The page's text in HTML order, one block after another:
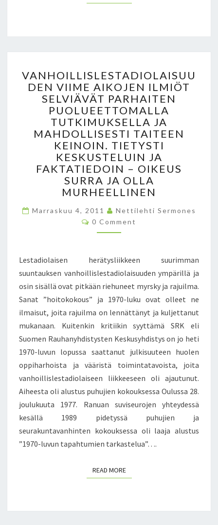
N
A
A
U
R
I
S
U
T
E
L
A
O
L
I
S
A
A
R
A
N
H
O
I
L
L
S
L
E
S
A
D
I
L
I
S
U
U
D
N
V
I
I
E
I
K
N
VANHOILLISLESTADIOLAISUU
DEN VIIME AIKOJEN ILMIÖT
SELVIÄVÄT PARHAITEN
PUOLUEETTOMALLA
TUTKIMUKSELLA JA
MAHDOLLISESTI TAITEEN
KEINOIN. TIETYSTI
KESKUSTELUIN JA
FAKTATIEDOIN – OIKEUS
SURRA JA OLLA
MURHEELLINEN
Marraskuu 4, 2011
Nettilehti Sermones
C
O
N
T
S
0 Comment
Lestadiolaisen herätysliikkeen suurimman
suuntauksen vanhoillislestadiolaisuuden ympärillä ja
osin sisällä ovat pitkään riehuneet myrsky ja rajuilma.
Sanat ”hoitokokous” ja 1970-luku ovat olleet ne
ilmaisut, joita rajuilma on lennättänyt ja kuljettanut
mukanaan. Kuitenkin kritiikin syyttämä SRK eli
Suomen Rauhanyhdistysten Keskusyhdistys on jo heti
1970-luvun lopussa saattanut julkisuuteen huolen
oppiharhoista ja vääristä toimintatavoista, joita
vanhoillislestadiolaiseen liikkeeseen oli ajautunut.
Aiheesta oli alustus puhujien kokouksessa Oulussa 28.
joulukuuta 1977. Ranuan suviseurojen yhteydessä
kesällä 1989 pidetyssä puhujien ja
seurakuntavanhinten kokouksessa oli laaja alustus
”1970-luvun tapahtumien tarkastelua”….
READ MOREREAD MORE